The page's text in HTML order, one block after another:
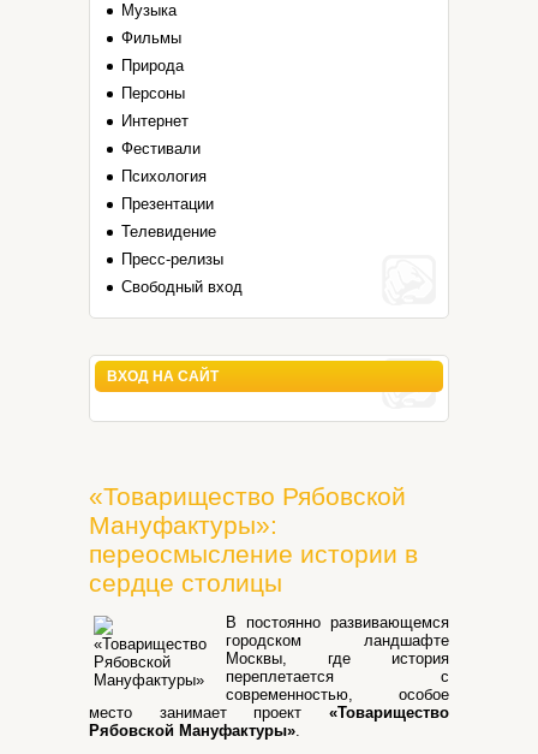
Музыка
Фильмы
Природа
Персоны
Интернет
Фестивали
Психология
Презентации
Телевидение
Пресс-релизы
Свободный вход
ВХОД НА САЙТ
«Товарищество Рябовской
Мануфактуры»:
переосмысление истории в
сердце столицы
В постоянно развивающемся
городском ландшафте
Москвы, где история
переплетается с
современностью, особое
место занимает проект «Товарищество
Рябовской Мануфактуры».